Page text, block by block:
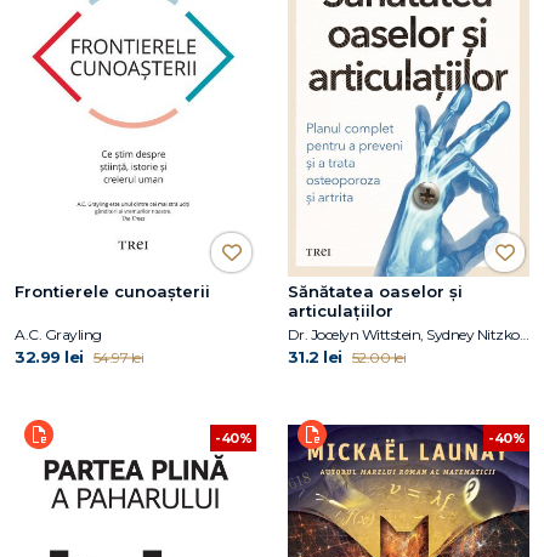
Frontierele cunoașterii
A.C. Grayling
32.99 lei 54.97 lei
Sănătatea oaselor și
articulațiilor
Dr. Jocelyn Wittstein, Sydney Nitzkorski
31.2 lei 52.00 lei
-40% -40%